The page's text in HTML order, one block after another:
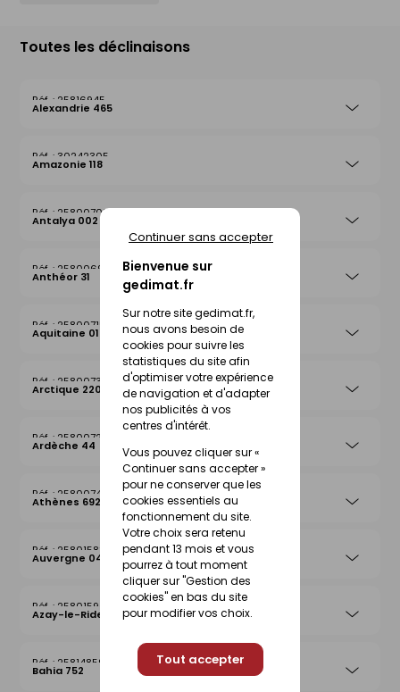
Bienvenue sur
gedimat.fr
Sur notre site gedimat.fr,
nous avons besoin de
cookies pour suivre les
statistiques du site afin
d'optimiser votre expérience
de navigation et d'adapter
nos publicités à vos
centres d'intérêt.
Vous pouvez cliquer sur «
Continuer sans accepter »
pour ne conserver que les
cookies essentiels au
fonctionnement du site.
Votre choix sera retenu
pendant 13 mois et vous
pourrez à tout moment
cliquer sur "Gestion des
cookies" en bas du site
pour modifier vos choix.
Tout accepter
Continuer sans accepter
Toutes les déclinaisons
25816945
Alexandrie 465
30242305
Amazonie 118
25800708
Antalya 002
25800692
Anthéor 31
25800715
Aquitaine 019
25800739
Arctique 220
25800722
Ardèche 44
25800746
Athènes 692
25801583
Auvergne 042
25801590
Azay-le-Rideau 026
25814859
Bahia 752